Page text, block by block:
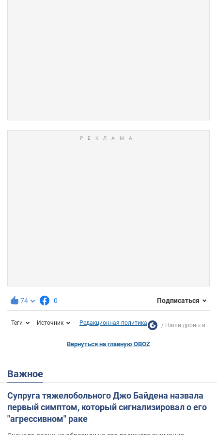
74 0 Подписаться
Теги Источник Редакционная политика Наши дроны и...
Вернуться на главную OBOZ
Важное
Супруга тяжелобольного Джо Байдена назвала
первый симптом, который сигнализировал о его
"агрессивном" раке